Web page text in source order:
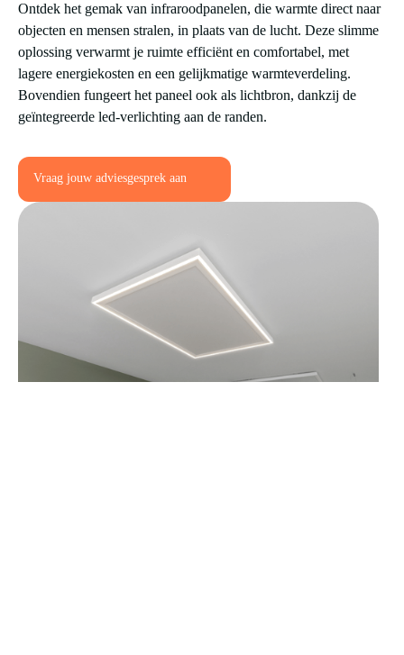
Ontdek het gemak van infraroodpanelen, die warmte direct naar
objecten en mensen stralen, in plaats van de lucht. Deze slimme
oplossing verwarmt je ruimte efficiënt en comfortabel, met
lagere energiekosten en een gelijkmatige warmteverdeling.
Bovendien fungeert het paneel ook als lichtbron, dankzij de
geïntegreerde led-verlichting aan de randen.
Vraag jouw adviesgesprek aan